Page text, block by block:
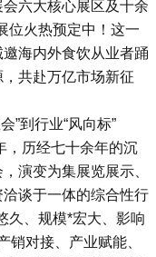
六大核心展区及十余
位火热预定中！这一
海内外食饮从业者踊
共赴万亿市场新征
”到行业“风向标”
，历经七十余年的沉
演变为集展览展示、
谈于一体的综合性行
久、规模*宏大、影响
销对接、产业赋能、